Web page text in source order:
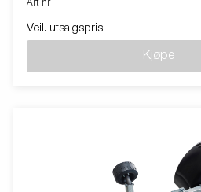
Art nr
Veil. utsalgspris
Kjøpe